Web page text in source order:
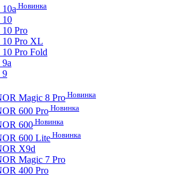
Новинка
10
10 Pro
10 Pro XL
10 Pro Fold
9
Magic 8 Pro Новинка
600 Pro Новинка
600Новинка
600 Lite Новинка
X9d
Magic 7 Pro
400 Pro